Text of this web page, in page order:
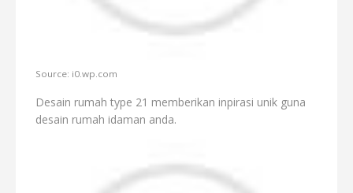
Source: i0.wp.com
Desain rumah type 21 memberikan inpirasi unik guna
desain rumah idaman anda.